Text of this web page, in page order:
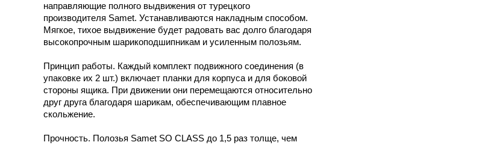
направляющие полного выдвижения от турецкого
производителя Samet. Устанавливаются накладным способом.
Мягкое, тихое выдвижение будет радовать вас долго благодаря
высокопрочным шарикоподшипникам и усиленным полозьям.
Принцип работы. Каждый комплект подвижного соединения (в
упаковке их 2 шт.) включает планки для корпуса и для боковой
стороны ящика. При движении они перемещаются относительно
друг друга благодаря шарикам, обеспечивающим плавное
скольжение.
Прочность. Полозья Samet SO CLASS до 1,5 раз толще, чем